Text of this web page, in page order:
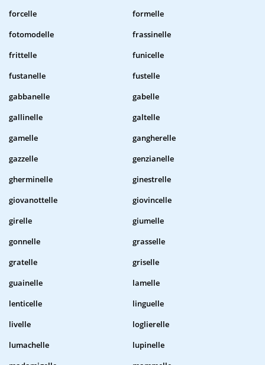
forcelle
formelle
fotomodelle
frassinelle
frittelle
funicelle
fustanelle
fustelle
gabbanelle
gabelle
gallinelle
galtelle
gamelle
gangherelle
gazzelle
genzianelle
gherminelle
ginestrelle
giovanottelle
giovincelle
girelle
giumelle
gonnelle
grasselle
gratelle
griselle
guainelle
lamelle
lenticelle
linguelle
livelle
loglierelle
lumachelle
lupinelle